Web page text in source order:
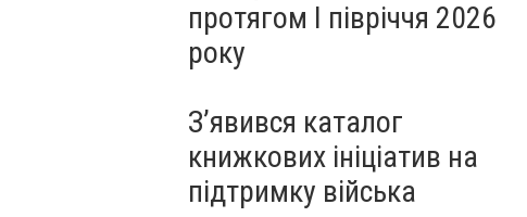
протягом I півріччя 2026
року
З’явився каталог
книжкових ініціатив на
підтримку війська